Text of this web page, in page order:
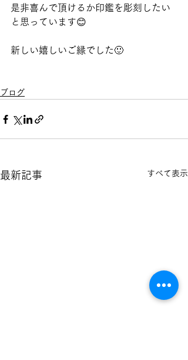
是非喜んで頂けるか印鑑を彫刻したい
と思っています😊
新しい嬉しいご縁でした🙂
ブログ
最新記事 すべて表示